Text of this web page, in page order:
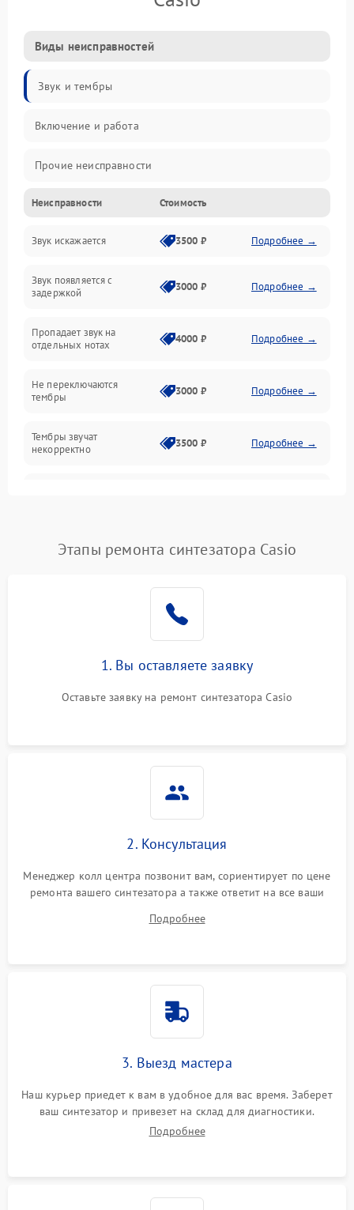
Виды неисправностей
Звук и тембры
Включение и работа
Прочие неисправности
Управление и электроника
Клавиатура
Подключения и интерфейсы
Оптика
Электроника
Неисправности Стоимость
Звук искажается 3500 ₽ Подробнее →
Звук появляется с
задержкой
3000 ₽ Подробнее →
Пропадает звук на
отдельных нотах
4000 ₽ Подробнее →
Не переключаются
тембры
3000 ₽ Подробнее →
Тембры звучат
некорректно
3500 ₽ Подробнее →
Этапы ремонта синтезатора Casio
1. Вы оставляете заявку
Оставьте заявку на ремонт синтезатора Casio
2. Консультация
Менеджер колл центра позвонит вам, сориентирует по цене
ремонта вашего синтезатора а также ответит на все ваши
Подробнее
3. Выезд мастера
Наш курьер приедет к вам в удобное для вас время. Заберет
ваш синтезатор и привезет на склад для диагностики.
Подробнее